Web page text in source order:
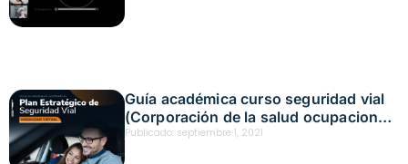
Guía académica curso seguridad vial
(Corporación de la salud ocupacional
y ambiental y Positiva)
Publicado: septiembre 1, 2021